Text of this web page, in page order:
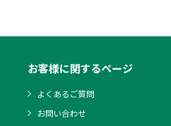
お客様に関するページ
よくあるご質問
お問い合わせ